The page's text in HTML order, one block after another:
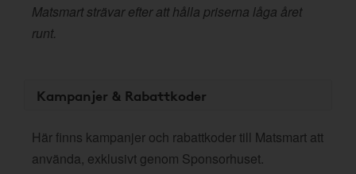
Matsmart strävar efter att hålla priserna låga året
runt.
Kampanjer & Rabattkoder
Här finns kampanjer och rabattkoder till Matsmart att
använda, exklusivt genom Sponsorhuset.